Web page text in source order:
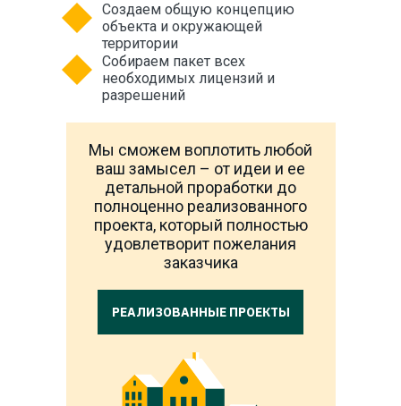
Создаем общую концепцию
объекта и окружающей
территории
Собираем пакет всех
необходимых лицензий и
разрешений
Мы сможем воплотить любой
ваш замысел – от идеи и ее
детальной проработки до
полноценно реализованного
проекта, который полностью
удовлетворит пожелания
заказчика
РЕАЛИЗОВАННЫЕ ПРОЕКТЫ